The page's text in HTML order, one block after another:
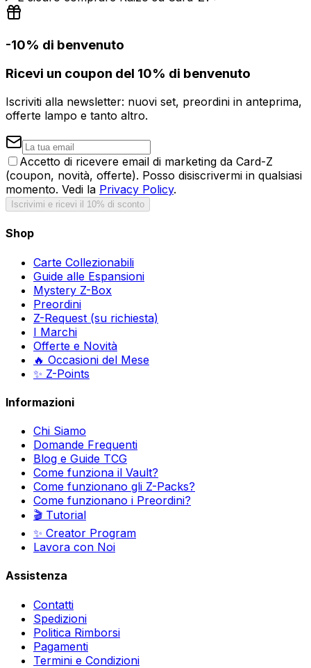
-10% di benvenuto
Ricevi un coupon del 10% di benvenuto
Iscriviti alla newsletter: nuovi set, preordini in anteprima,
offerte lampo e tanto altro.
Accetto di ricevere email di marketing da Card-Z
(coupon, novità, offerte). Posso disiscrivermi in qualsiasi
momento. Vedi la Privacy Policy.
Iscrivimi e ricevi il 10% di sconto
Shop
Carte Collezionabili
Guide alle Espansioni
Mystery Z-Box
Preordini
Z-Request (su richiesta)
I Marchi
Offerte e Novità
🔥 Occasioni del Mese
✨ Z-Points
Informazioni
Chi Siamo
Domande Frequenti
Blog e Guide TCG
Come funziona il Vault?
Come funzionano gli Z-Packs?
Come funzionano i Preordini?
🎬 Tutorial
✨ Creator Program
Lavora con Noi
Assistenza
Contatti
Spedizioni
Politica Rimborsi
Pagamenti
Termini e Condizioni